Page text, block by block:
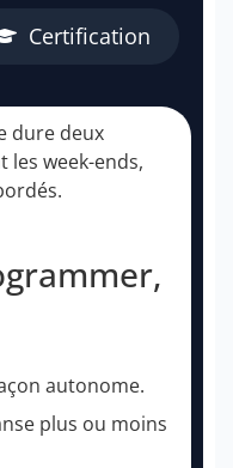
Certification
dure deux
les week-ends,
autonome.
plus ou moins